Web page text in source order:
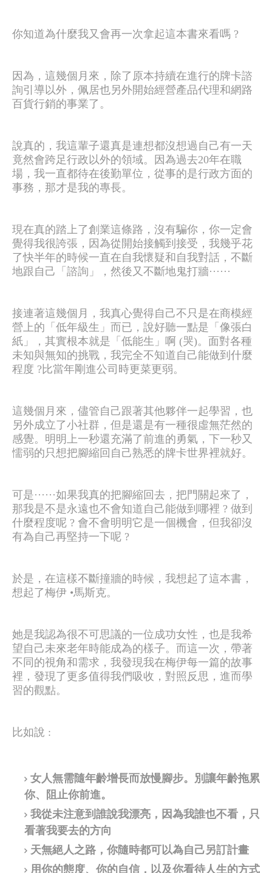
你知道為什麼我又會再一次拿起這本書來看嗎 ?
因為，這幾個月來，除了原本持續在進行的牌卡諮
詢引導以外，佩居也另外開始經營產品代理和網路
百貨行銷的事業了。
說真的，我這輩子還真是連想都沒想過自己有一天
竟然會跨足行政以外的領域。因為過去20年在職
場，我一直都待在後勤單位，從事的是行政方面的
事務，那才是我的專長。
現在真的踏上了創業這條路，沒有騙你，你一定會
覺得我很誇張，因為從開始接觸到接受，我幾乎花
了快半年的時候一直在自我懷疑和自我對話，不斷
地跟自己「諮詢」，然後又不斷地鬼打牆······
接連著這幾個月，我真心覺得自己不只是在商模經
營上的「低年級生」而已，說好聽一點是「像張白
紙」，其實根本就是「低能生」啊 (哭)。面對各種
未知與無知的挑戰，我完全不知道自己能做到什麼
程度 ?比當年剛進公司時更菜更弱。
這幾個月來，儘管自己跟著其他夥伴一起學習，也
另外成立了小社群，但是還是有一種很虛無茫然的
感覺。明明上一秒還充滿了前進的勇氣，下一秒又
懦弱的只想把腳縮回自己熟悉的牌卡世界裡就好。
可是······如果我真的把腳縮回去，把門關起來了，
那我是不是永遠也不會知道自己能做到哪裡 ? 做到
什麼程度呢 ? 會不會明明它是一個機會，但我卻沒
有為自己再堅持一下呢 ?
於是，在這樣不斷撞牆的時候，我想起了這本書，
想起了梅伊 •馬斯克。
她是我認為很不可思議的一位成功女性，也是我希
望自己未來老年時能成為的樣子。而這一次，帶著
不同的視角和需求，我發現我在梅伊每一篇的故事
裡，發現了更多值得我們吸收，對照反思，進而學
習的觀點。
比如說 :
女人無需隨年齡增長而放慢腳步。別讓年齡拖累
你、阻止你前進。
我從未注意到誰說我漂亮，因為我誰也不看，只
看著我要去的方向
天無絕人之路，你隨時都可以為自己另訂計畫
用你的態度、你的自信，以及你看待人生的方式